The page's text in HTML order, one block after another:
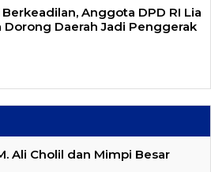
Anggota DPD RI Lia
Dorong Daerah Jadi Penggerak
Ali Cholil dan Mimpi Besar